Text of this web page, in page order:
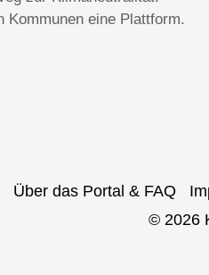
Kommunen eine Plattform.
Über das Portal & FAQ
© 2026